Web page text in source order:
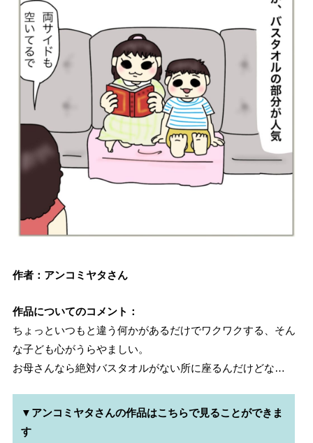
作者：アンコミヤタさん
作品についてのコメント：
ちょっといつもと違う何かがあるだけでワクワクする、そん
な子ども心がうらやましい。
お母さんなら絶対バスタオルがない所に座るんだけどな…
▼アンコミヤタさんの作品はこちらで見ることができま
す